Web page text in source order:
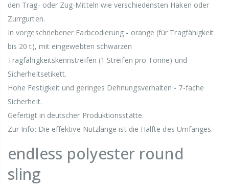
den Trag- oder Zug-Mitteln wie verschiedensten Haken oder
Zurrgurten.
In vorgeschriebener Farbcodierung - orange (für Tragfähigkeit
bis 20 t), mit eingewebten schwarzen
Tragfähigkeitskennstreifen (1 Streifen pro Tonne) und
Sicherheitsetikett.
Hohe Festigkeit und geringes Dehnungsverhalten - 7-fache
Sicherheit.
Gefertigt in deutscher Produktionsstätte.
Zur Info: Die effektive Nutzlänge ist die Hälfte des Umfanges.
endless polyester round
sling